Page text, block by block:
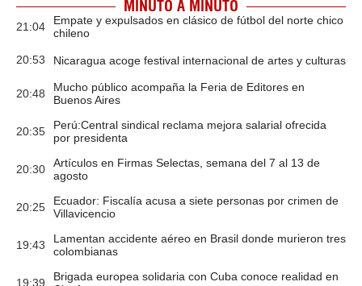
MINUTO A MINUTO
21:04
Empate y expulsados en clásico de fútbol del norte chico
chileno
20:53 Nicaragua acoge festival internacional de artes y culturas
20:48
Mucho público acompaña la Feria de Editores en
Buenos Aires
20:35
Perú:Central sindical reclama mejora salarial ofrecida
por presidenta
20:30
Artículos en Firmas Selectas, semana del 7 al 13 de
agosto
20:25
Ecuador: Fiscalía acusa a siete personas por crimen de
Villavicencio
19:43
Lamentan accidente aéreo en Brasil donde murieron tres
colombianas
19:39
Brigada europea solidaria con Cuba conoce realidad en